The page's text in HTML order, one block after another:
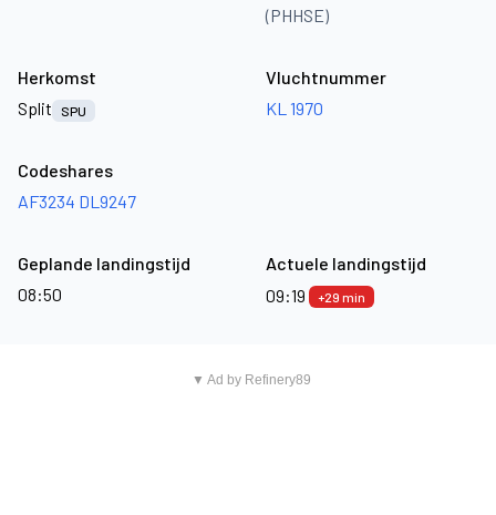
(PHHSE)
Herkomst
Split
SPU
Vluchtnummer
KL 1970
Codeshares
AF3234 DL9247
Geplande landingstijd
08:50
Actuele landingstijd
09:19
+29 min
▼ Ad by Refinery89